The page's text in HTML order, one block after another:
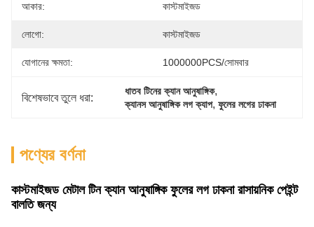
আকার: কাস্টমাইজড
লোগো: কাস্টমাইজড
যোগানের ক্ষমতা: 1000000PCS/সোমবার
বিশেষভাবে তুলে ধরা: ধাতব টিনের ক্যান আনুষাঙ্গিক,
ক্যানস আনুষাঙ্গিক লগ ক্যাপ, ফুলের লগের ঢাকনা
পণ্যের বর্ণনা
কাস্টমাইজড মেটাল টিন ক্যান আনুষাঙ্গিক ফুলের লগ ঢাকনা রাসায়নিক পেইন্ট
বালতি জন্য